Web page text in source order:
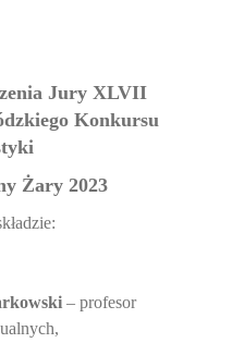
Jury XLVII
Konkursu
Żary 2023
– profesor